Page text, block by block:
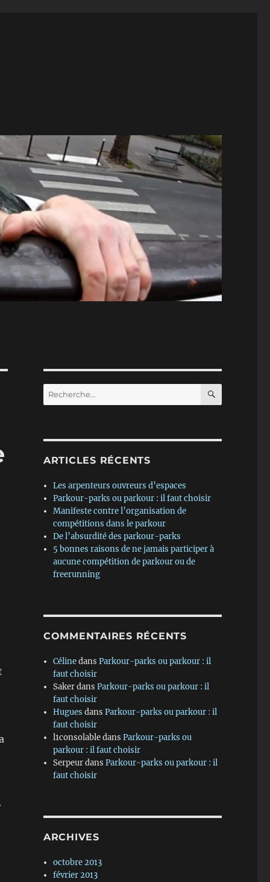
Recherche
pour :
ARTICLES RÉCENTS
Les arpenteurs ouvreurs d’espaces
Parkour-parks ou parkour : il faut choisir
Manifeste contre l’organisation de
compétitions dans le parkour
De l’absurdité des parkour-parks
5 bonnes raisons de ne jamais participer à
aucune compétition de parkour ou de
freerunning
COMMENTAIRES RÉCENTS
CélinedansParkour-parks ou parkour : il
faut choisir
SakerdansParkour-parks ou parkour : il
faut choisir
Hugues dansParkour-parks ou parkour : il
faut choisir
l1consolabledansParkour-parks ou
parkour : il faut choisir
SerpeurdansParkour-parks ou parkour : il
faut choisir
ARCHIVES
octobre 2013
février 2013